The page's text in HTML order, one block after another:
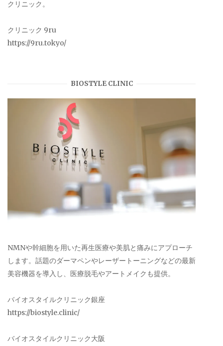
クリニック。
クリニック 9ru
https://9ru.tokyo/
BIOSTYLE CLINIC
NMNや幹細胞を用いた再生医療や美肌と痛みにアプローチ
します。話題のダーマペンやレーザートーニングなどの最新
美容機器を導入し、医療脱毛やアートメイクも提供。
バイオスタイルクリニック銀座
https://biostyle.clinic/
バイオスタイルクリニック大阪